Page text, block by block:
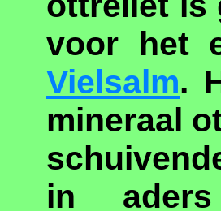
voor het
Vielsalm.
mineraal
in